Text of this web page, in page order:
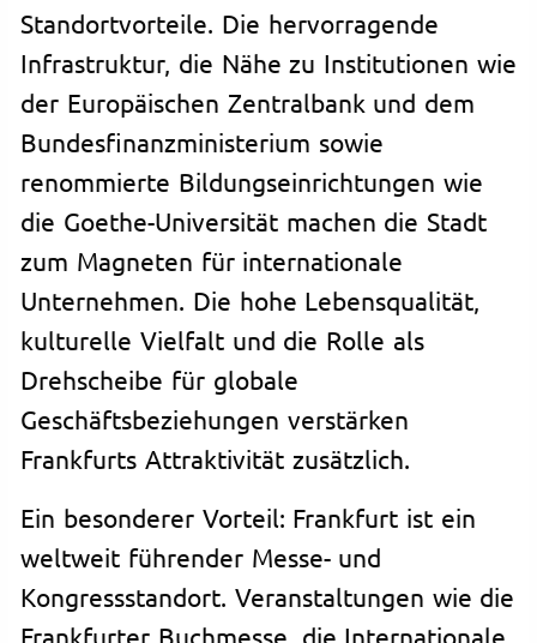
Standortvorteile. Die hervorragende
Infrastruktur, die Nähe zu Institutionen wie
der Europäischen Zentralbank und dem
Bundesfinanzministerium sowie
renommierte Bildungseinrichtungen wie
die Goethe-Universität machen die Stadt
zum Magneten für internationale
Unternehmen. Die hohe Lebensqualität,
kulturelle Vielfalt und die Rolle als
Drehscheibe für globale
Geschäftsbeziehungen verstärken
Frankfurts Attraktivität zusätzlich.
Ein besonderer Vorteil: Frankfurt ist ein
weltweit führender Messe- und
Kongressstandort. Veranstaltungen wie die
Frankfurter Buchmesse, die Internationale